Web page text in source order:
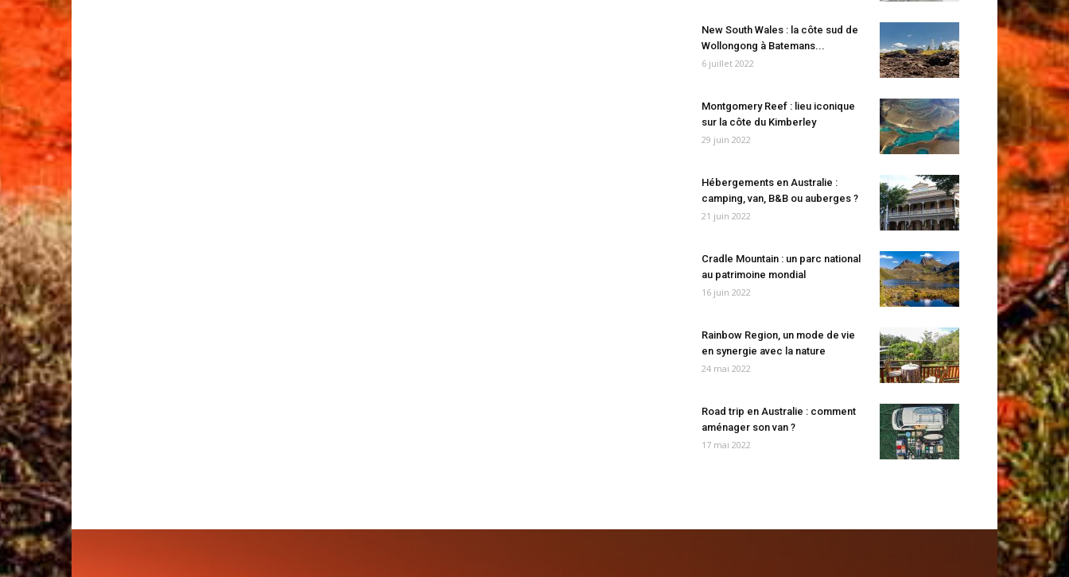
New South Wales : la côte sud de
Wollongong à Batemans...
6 juillet 2022
Montgomery Reef : lieu iconique
sur la côte du Kimberley
29 juin 2022
Hébergements en Australie :
camping, van, B&B ou auberges ?
21 juin 2022
Cradle Mountain : un parc national
au patrimoine mondial
16 juin 2022
Rainbow Region, un mode de vie
en synergie avec la nature
24 mai 2022
Road trip en Australie : comment
aménager son van ?
17 mai 2022